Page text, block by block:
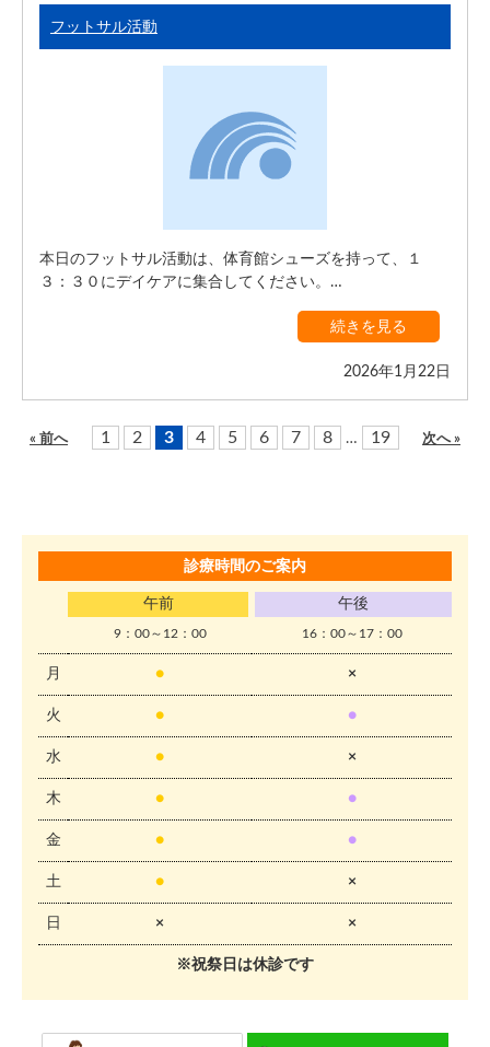
フットサル活動
本日のフットサル活動は、体育館シューズを持って、１
３：３０にデイケアに集合してください。…
続きを見る
2026年1月22日
« 前へ 1 2 3 4 5 6 7 8 … 19 次へ »
診療時間のご案内
午前 午後
9：00～12：00 16：00～17：00
月 ● ×
火 ● ●
水 ● ×
木 ● ●
金 ● ●
土 ● ×
日 × ×
※祝祭日は休診です